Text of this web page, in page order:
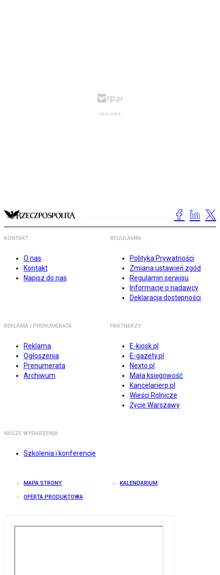
KONTAKT
O nas
Kontakt
Napisz do nas
REGULAMIN
Polityka Prywatności
Zmiana ustawień zgód
Regulamin serwisu
Informacje o nadawcy
Deklaracja dostępności
REKLAMA I PRENUMERATA
Reklama
Ogłoszenia
Prenumerata
Archiwum
PARTNERZY
E-kiosk.pl
E-gazety.pl
Nexto.pl
Mała księgowość
Kancelarierp.pl
Wieści Rolnicze
Życie Warszawy
NASZE WYDARZENIA
Szkolenia i konferencje
MAPA STRONY KALENDARIUM
OFERTA PRODUKTOWA